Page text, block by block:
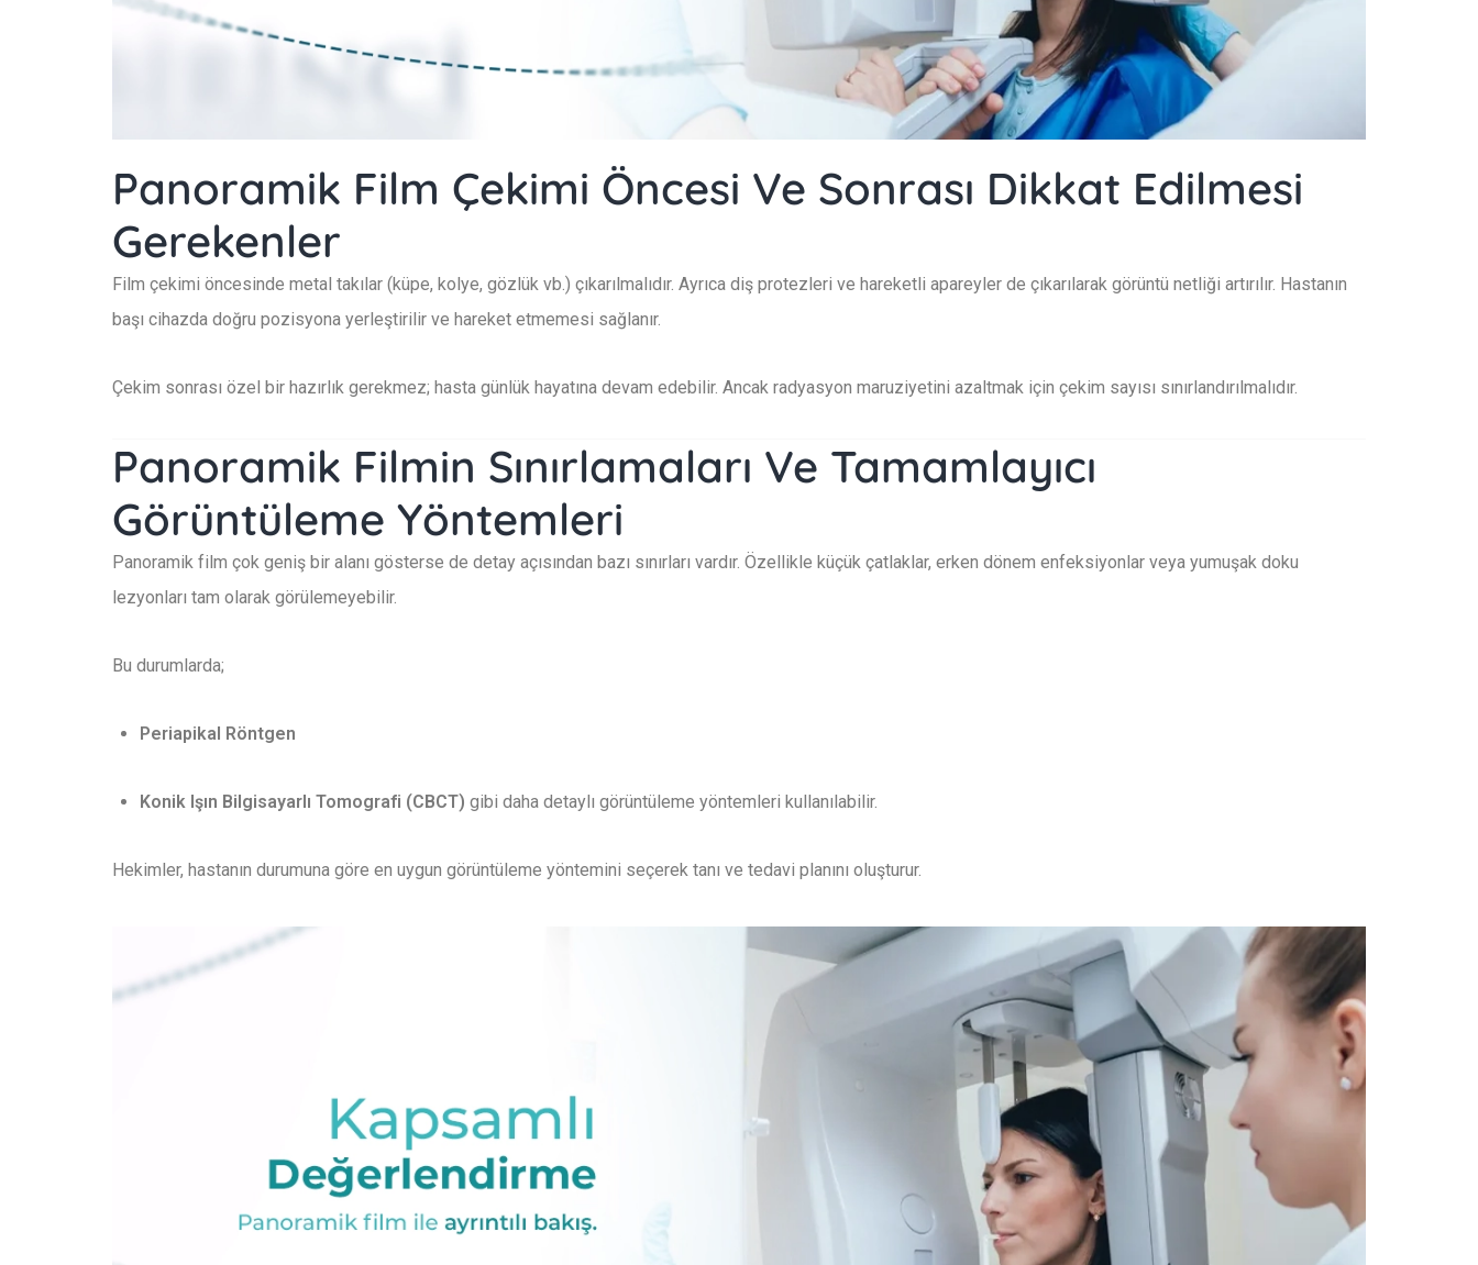
Panoramik Film Çekimi Öncesi Ve Sonrası Dikkat Edilmesi
Gerekenler
Film çekimi öncesinde metal takılar (küpe, kolye, gözlük vb.) çıkarılmalıdır. Ayrıca diş protezleri ve hareketli apareyler de çıkarılarak görüntü netliği artırılır. Hastanın
başı cihazda doğru pozisyona yerleştirilir ve hareket etmemesi sağlanır.
Çekim sonrası özel bir hazırlık gerekmez; hasta günlük hayatına devam edebilir. Ancak radyasyon maruziyetini azaltmak için çekim sayısı sınırlandırılmalıdır.
Panoramik Filmin Sınırlamaları Ve Tamamlayıcı
Görüntüleme Yöntemleri
Panoramik film çok geniş bir alanı gösterse de detay açısından bazı sınırları vardır. Özellikle küçük çatlaklar, erken dönem enfeksiyonlar veya yumuşak doku
lezyonları tam olarak görülemeyebilir.
Bu durumlarda;
Periapikal Röntgen
Konik Işın Bilgisayarlı Tomografi (CBCT) gibi daha detaylı görüntüleme yöntemleri kullanılabilir.
Hekimler, hastanın durumuna göre en uygun görüntüleme yöntemini seçerek tanı ve tedavi planını oluşturur.